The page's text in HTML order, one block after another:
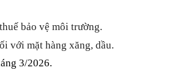
bảo vệ môi trường.
với mặt hàng xăng, dầu.
3/2026.